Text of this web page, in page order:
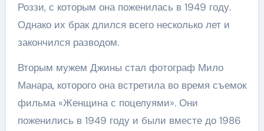
Роззи, с которым она поженилась в 1949 году.
Однако их брак длился всего несколько лет и
закончился разводом.
Вторым мужем Джины стал фотограф Мило
Манара, которого она встретила во время съемок
фильма «Женщина с поцелуями». Они
поженились в 1949 году и были вместе до 1986